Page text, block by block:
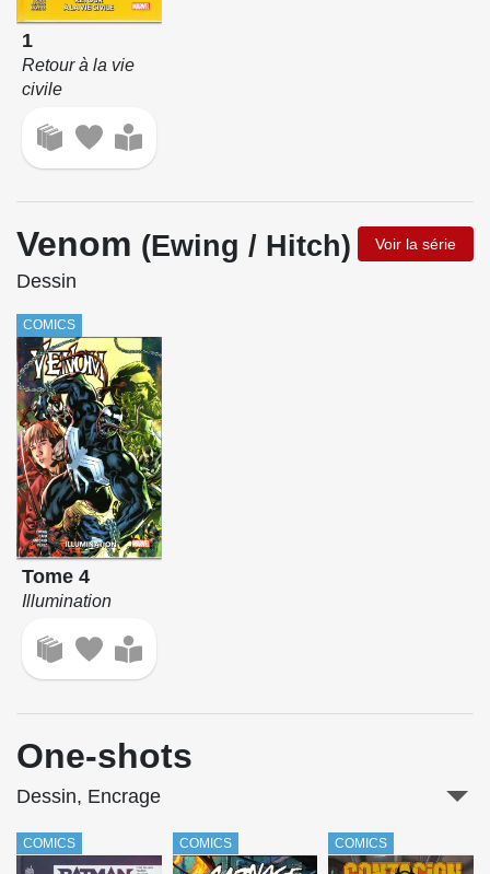
1
Retour à la vie
civile
Venom (Ewing / Hitch) Voir la série
Dessin
COMICS
Tome 4
Illumination
One-shots
Dessin, Encrage
COMICS COMICS COMICS